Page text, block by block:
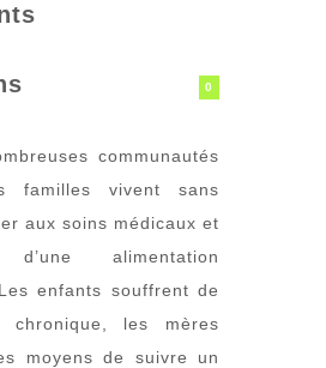
0
communautés
familles vivent sans
aux soins médicaux et
d’une alimentation
enfants souffrent de
chronique, les mères
moyens de suivre un